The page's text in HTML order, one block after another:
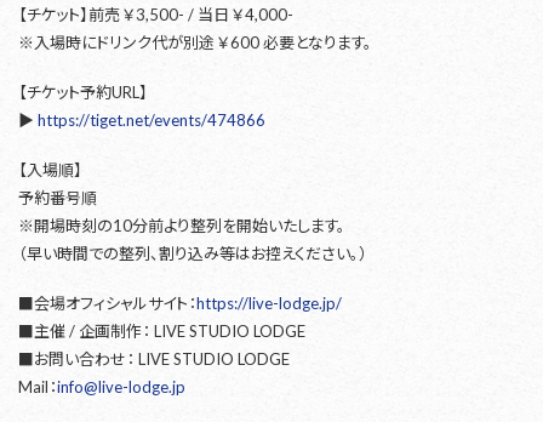
【チケット】前売 ￥3,500- / 当日 ￥4,000-
※入場時にドリンク代が別途 ￥600 必要となります。
【チケット予約URL】
▶︎ https://tiget.net/events/474866
【入場順】
予約番号順
※開場時刻の10分前より整列を開始いたします。
（早い時間での整列、割り込み等はお控えください。）
■会場オフィシャルサイト：https://live-lodge.jp/
■主催 / 企画制作： LIVE STUDIO LODGE
■お問い合わせ： LIVE STUDIO LODGE
Mail：info@live-lodge.jp